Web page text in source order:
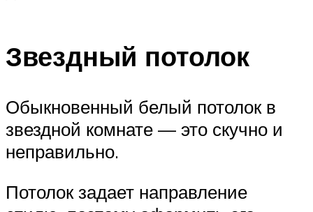
Звездный потолок
Обыкновенный белый потолок в
звездной комнате — это скучно и
неправильно.
Потолок задает направление